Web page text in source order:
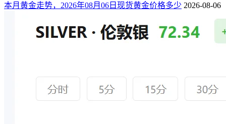
本月黄金走势，2026年08月06日现货黄金价格多少 2026-08-06